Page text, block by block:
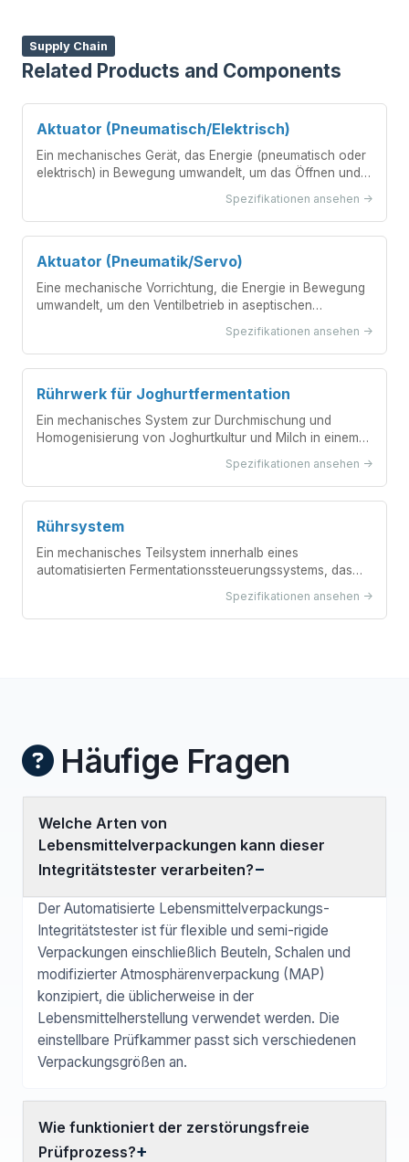
Supply Chain
Related Products and Components
Aktuator (Pneumatisch/Elektrisch)
Ein mechanisches Gerät, das Energie (pneumatisch oder
elektrisch) in Bewegung umwandelt, um das Öffnen und
Spezifikationen ansehen ->
Aktuator (Pneumatik/Servo)
Eine mechanische Vorrichtung, die Energie in Bewegung
umwandelt, um den Ventilbetrieb in aseptischen
Spezifikationen ansehen ->
Rührwerk für Joghurtfermentation
Ein mechanisches System zur Durchmischung und
Homogenisierung von Joghurtkultur und Milch in einem
Spezifikationen ansehen ->
Rührsystem
Ein mechanisches Teilsystem innerhalb eines
automatisierten Fermentationssteuerungssystems, das
Fermentationsmedien durch gesteuerte Rührung
ausgelegt ist.
Spezifikationen ansehen ->
Häufige Fragen
Welche Arten von
Lebensmittelverpackungen kann dieser
Integritätstester verarbeiten?
Der Automatisierte Lebensmittelverpackungs-
Integritätstester ist für flexible und semi-rigide
Verpackungen einschließlich Beuteln, Schalen und
modifizierter Atmosphärenverpackung (MAP)
konzipiert, die üblicherweise in der
Lebensmittelherstellung verwendet werden. Die
einstellbare Prüfkammer passt sich verschiedenen
Verpackungsgrößen an.
Wie funktioniert der zerstörungsfreie
Prüfprozess?